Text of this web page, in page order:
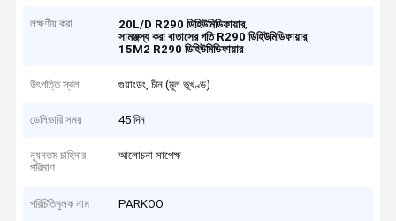
লক্ষণীয় করা 20L/D R290 ডিহিউমিডিফায়ার,
সামঞ্জস্য করা বাতাসের গতি R290 ডিহিউমিডিফায়ার,
15M2 R290 ডিহিউমিডিফায়ার
উৎপত্তি স্থল গুয়াংডং, চীন (মূল ভূখণ্ড)
ডেলিভারি সময় 45 দিন
ন্যূনতম চাহিদার
পরিমাণ
আলোচনা সাপেক্ষ
পরিচিতিমুলক নাম PARKOO